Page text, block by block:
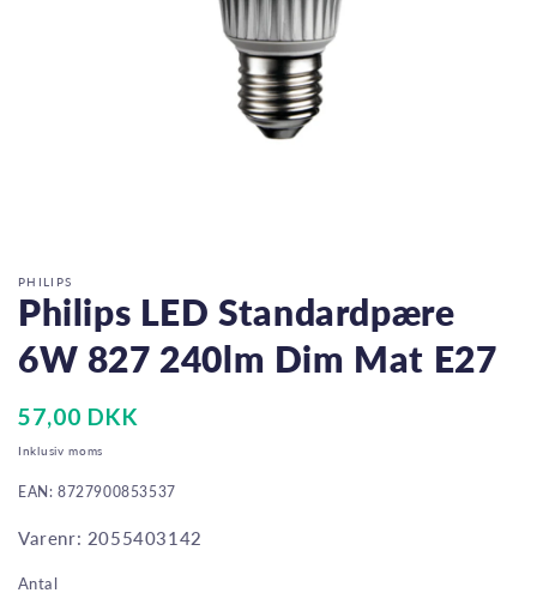
i
PHILIPS
Philips LED Standardpære
6W 827 240lm Dim Mat E27
Normalpris
57,00 DKK
Inklusiv moms
EAN: 8727900853537
Varenr: 2055403142
Antal